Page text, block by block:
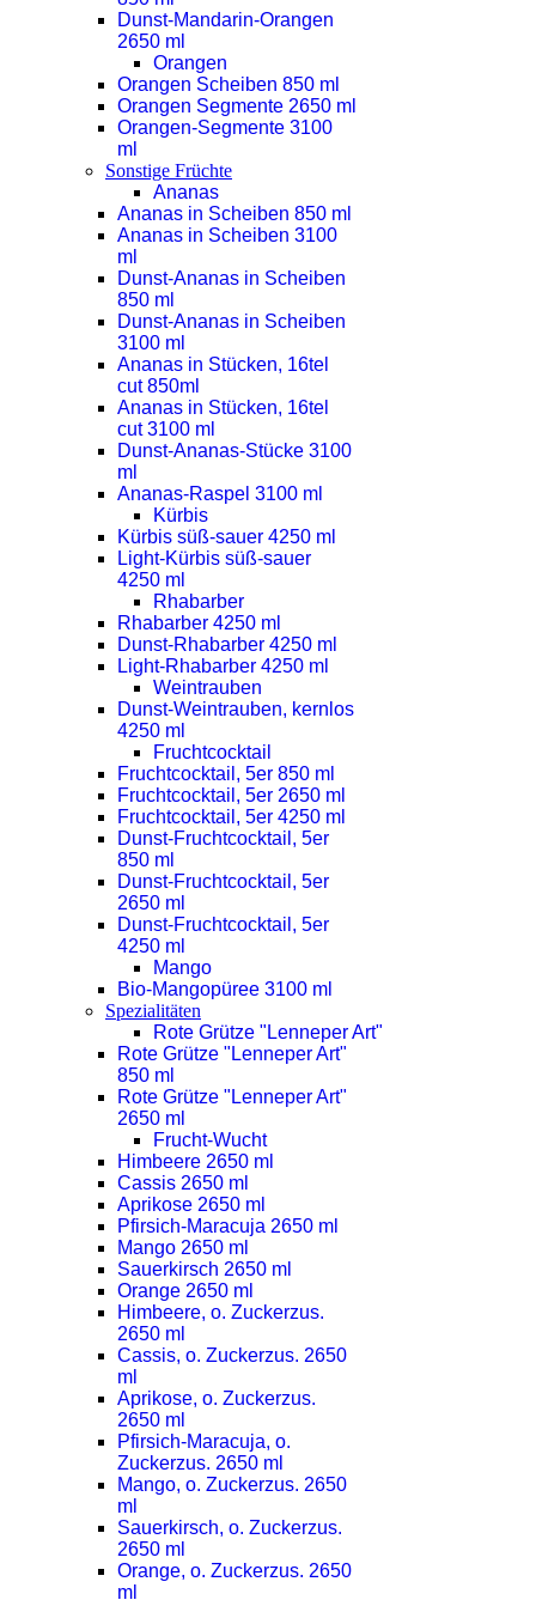
Dunst-Mandarin-Orangen
2650 ml
Orangen
Orangen Scheiben 850 ml
Orangen Segmente 2650 ml
Orangen-Segmente 3100
ml
Sonstige Früchte
Ananas
Ananas in Scheiben 850 ml
Ananas in Scheiben 3100
ml
Dunst-Ananas in Scheiben
850 ml
Dunst-Ananas in Scheiben
3100 ml
Ananas in Stücken, 16tel
cut 850ml
Ananas in Stücken, 16tel
cut 3100 ml
Dunst-Ananas-Stücke 3100
ml
Ananas-Raspel 3100 ml
Kürbis
Kürbis süß-sauer 4250 ml
Light-Kürbis süß-sauer
4250 ml
Rhabarber
Rhabarber 4250 ml
Dunst-Rhabarber 4250 ml
Light-Rhabarber 4250 ml
Weintrauben
Dunst-Weintrauben, kernlos
4250 ml
Fruchtcocktail
Fruchtcocktail, 5er 850 ml
Fruchtcocktail, 5er 2650 ml
Fruchtcocktail, 5er 4250 ml
Dunst-Fruchtcocktail, 5er
850 ml
Dunst-Fruchtcocktail, 5er
2650 ml
Dunst-Fruchtcocktail, 5er
4250 ml
Mango
Bio-Mangopüree 3100 ml
Spezialitäten
Rote Grütze "Lenneper Art"
Rote Grütze "Lenneper Art"
850 ml
Rote Grütze "Lenneper Art"
2650 ml
Frucht-Wucht
Himbeere 2650 ml
Cassis 2650 ml
Aprikose 2650 ml
Pfirsich-Maracuja 2650 ml
Mango 2650 ml
Sauerkirsch 2650 ml
Orange 2650 ml
Himbeere, o. Zuckerzus.
2650 ml
Cassis, o. Zuckerzus. 2650
ml
Aprikose, o. Zuckerzus.
2650 ml
Pfirsich-Maracuja, o.
Zuckerzus. 2650 ml
Mango, o. Zuckerzus. 2650
ml
Sauerkirsch, o. Zuckerzus.
2650 ml
Orange, o. Zuckerzus. 2650
ml